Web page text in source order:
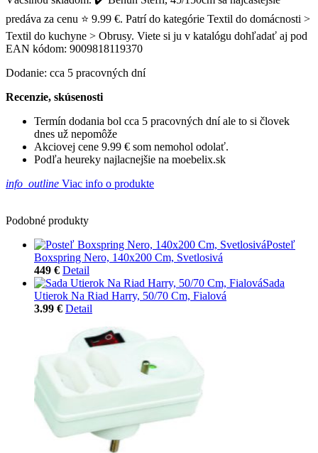
predáva za cenu ⭐ 9.99 €. Patrí do kategórie Textil do domácnosti >
Textil do kuchyne > Obrusy. Viete si ju v katalógu dohľadať aj pod
EAN kódom: 9009818119370
Dodanie: cca 5 pracovných dní
Recenzie, skúsenosti
Termín dodania bol cca 5 pracovných dní ale to si človek
dnes už nepomôže
Akciovej cene 9.99 € som nemohol odolať.
Podľa heureky najlacnejšie na moebelix.sk
info_outline Viac info o produkte
Podobné produkty
Posteľ
Boxspring Nero, 140x200 Cm, Svetlosivá
449 € Detail
Sada
Utierok Na Riad Harry, 50/70 Cm, Fialová
3.99 € Detail